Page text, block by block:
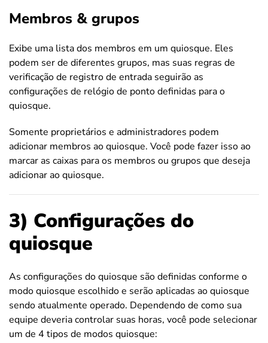
Membros & grupos
Exibe uma lista dos membros em um quiosque. Eles
podem ser de diferentes grupos, mas suas regras de
verificação de registro de entrada seguirão as
configurações de relógio de ponto definidas para o
quiosque.
Somente proprietários e administradores podem
adicionar membros ao quiosque. Você pode fazer isso ao
marcar as caixas para os membros ou grupos que deseja
adicionar ao quiosque.
3) Configurações do
quiosque
As configurações do quiosque são definidas conforme o
modo quiosque escolhido e serão aplicadas ao quiosque
sendo atualmente operado. Dependendo de como sua
equipe deveria controlar suas horas, você pode selecionar
um de 4 tipos de modos quiosque: